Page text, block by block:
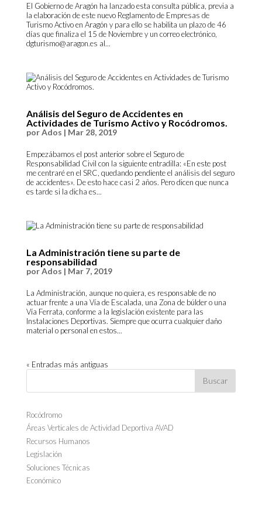
El Gobierno de Aragón ha lanzado esta consulta pública, previa a
la elaboración de este nuevo Reglamento de Empresas de
Turismo Activo en Aragón y para ello se habilita un plazo de 46
días que finaliza el 15 de Noviembre y un correo electrónico,
dgturismo@aragon.es al...
Análisis del Seguro de Accidentes en
Actividades de Turismo Activo y Rocódromos.
porAdos | Mar 28, 2019
Empezábamos el post anterior sobre el Seguro de
Responsabilidad Civil con la siguiente entradilla: «En este post
me centraré en el SRC, quedando pendiente el análisis del seguro
de accidentes». De esto hace casi 2 años. Pero dicen que nunca
es tarde si la dicha es...
La Administración tiene su parte de
responsabilidad
porAdos | Mar 7, 2019
La Administración, aunque no quiera, es responsable de no
actuar frente a una Vía de Escalada, una Zona de búlder o una
Vía Ferrata, conforme a la legislación existente para las
Instalaciones Deportivas. Siempre que ocurra cualquier daño
material o personal en estos...
« Entradas más antiguas
Rocódromo
Áreas Verticales de Actividad Deportiva AVAD
Recursos Humanos
Legislación
Soluciones Técnicas
Económico